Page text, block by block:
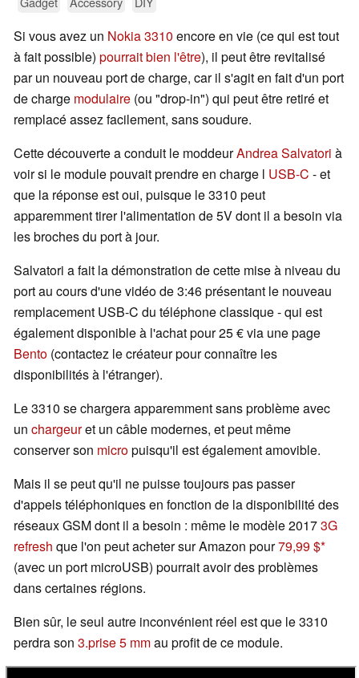
Si vous avez un Nokia 3310 encore en vie (ce qui est tout
à fait possible) pourrait bien l'être), il peut être revitalisé
par un nouveau port de charge, car il s'agit en fait d'un port
de charge modulaire (ou "drop-in") qui peut être retiré et
remplacé assez facilement, sans soudure.
Cette découverte a conduit le moddeurAndrea Salvatori à
voir si le module pouvait prendre en charge l USB-C - et
que la réponse est oui, puisque le 3310 peut
apparemment tirer l'alimentation de 5V dont il a besoin via
les broches du port à jour.
Salvatori a fait la démonstration de cette mise à niveau du
port au cours d'une vidéo de 3:46 présentant le nouveau
remplacement USB-C du téléphone classique - qui est
également disponible à l'achat pour 25 € via une page
Bento (contactez le créateur pour connaître les
disponibilités à l'étranger).
Le 3310 se chargera apparemment sans problème avec
un chargeuret un câble modernes, et peut même
conserver son micropuisqu'il est également amovible.
Mais il se peut qu'il ne puisse toujours pas passer
d'appels téléphoniques en fonction de la disponibilité des
réseaux GSM dont il a besoin : même le modèle 20173G
refresh que l'on peut acheter sur Amazon pour79,99 $
(avec un port microUSB) pourrait avoir des problèmes
dans certaines régions.
Bien sûr, le seul autre inconvénient réel est que le 3310
perdra son 3.prise 5 mmau profit de ce module.